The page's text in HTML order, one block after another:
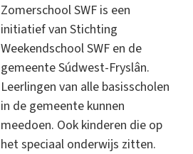
Zomerschool SWF is een
initiatief van Stichting
Weekendschool SWF en de
gemeente Súdwest-Fryslân.
Leerlingen van alle basisscholen
in de gemeente kunnen
meedoen. Ook kinderen die op
het speciaal onderwijs zitten.